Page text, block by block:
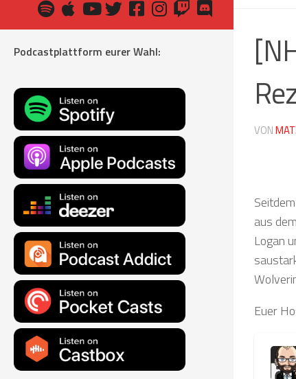
VON
aus
Logan
Euer
Podcastplattform eurer Wahl: